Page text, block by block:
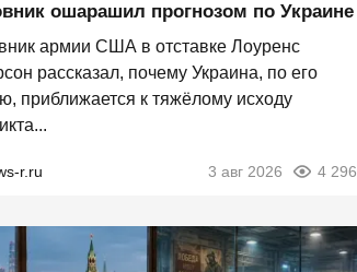
ошарашил прогнозом по Украине
армии США в отставке Лоуренс
рассказал, почему Украина, по его
приближается к тяжёлому исходу
r.ru 3 авг 2026 4 296